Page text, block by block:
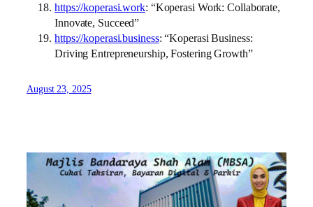
https://koperasi.work: “Koperasi Work: Collaborate,
Innovate, Succeed”
https://koperasi.business: “Koperasi Business:
Driving Entrepreneurship, Fostering Growth”
August 23, 2025